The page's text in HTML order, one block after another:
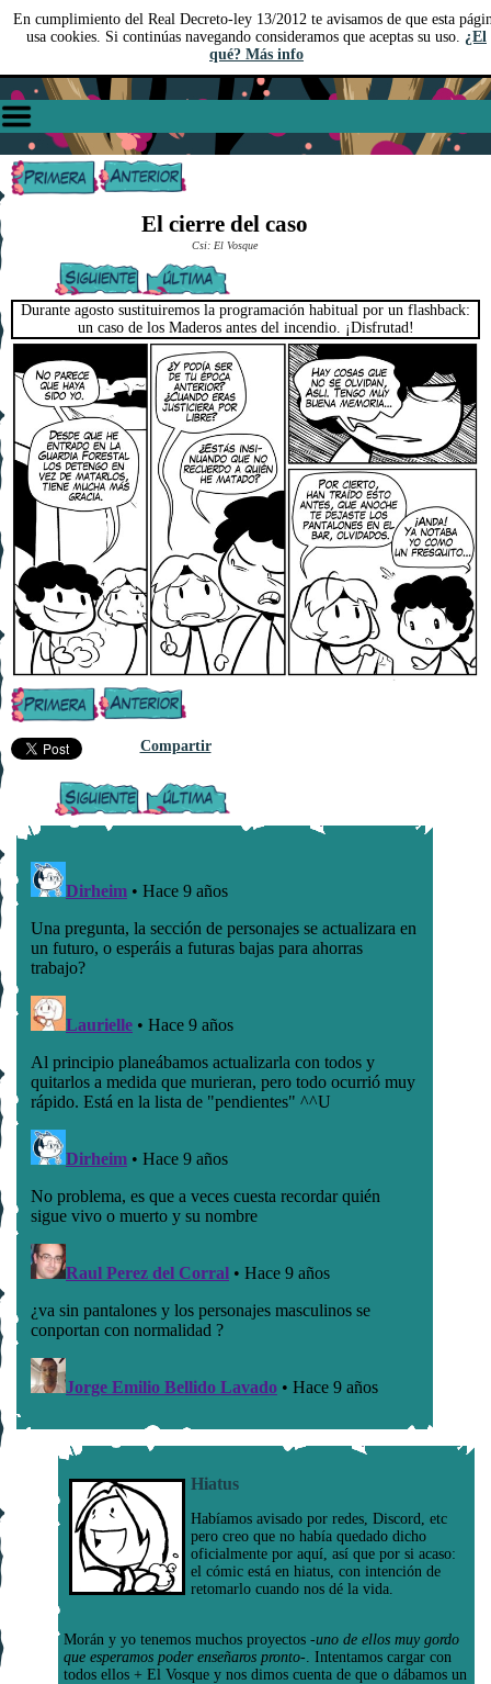
En cumplimiento del Real Decreto-ley 13/2012 te avisamos de que esta
usa cookies. Si continúas navegando consideramos que aceptas su uso. ¿El
qué? Más info
El cierre del caso
Csi: El Vosque
Durante agosto sustituiremos la programación habitual por un flashback:
un caso de los Maderos antes del incendio. ¡Disfrutad!
Compartir
Hiatus
Habíamos avisado por redes, Discord, etc
pero creo que no había quedado dicho
oficialmente por aquí, así que por si acaso:
el cómic está en hiatus, con intención de
retomarlo cuando nos dé la vida.
Morán y yo tenemos muchos proyectos -uno de ellos muy gordo
que esperamos poder enseñaros pronto- . Intentamos cargar con
todos ellos + El Vosque y nos dimos cuenta de que o dábamos un